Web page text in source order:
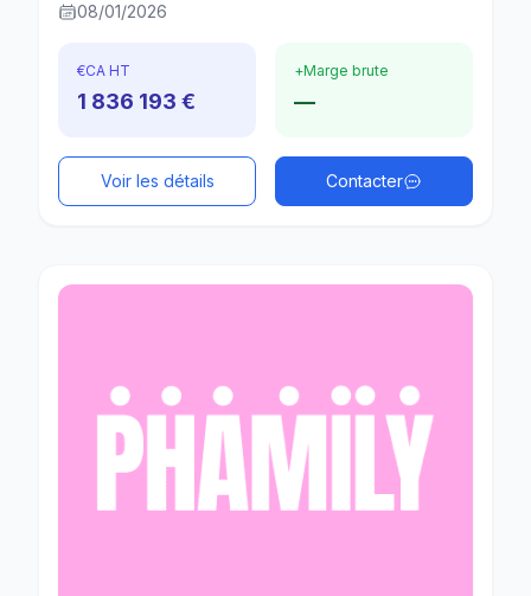
08/01/2026
€CA HT
1 836 193 €
+Marge brute
—
Voir les détails Contacter